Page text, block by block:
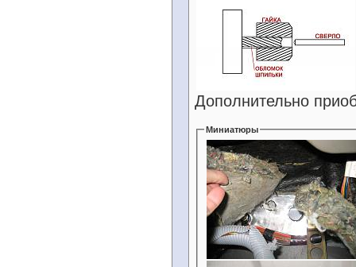
Дополнительно
Миниатюры